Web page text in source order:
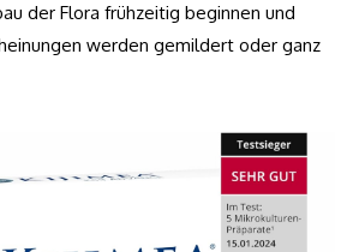
der Flora frühzeitig beginnen und
werden gemildert oder ganz